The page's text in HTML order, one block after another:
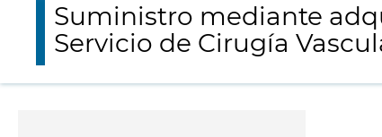
Suministro mediante
Servicio de Cirugía